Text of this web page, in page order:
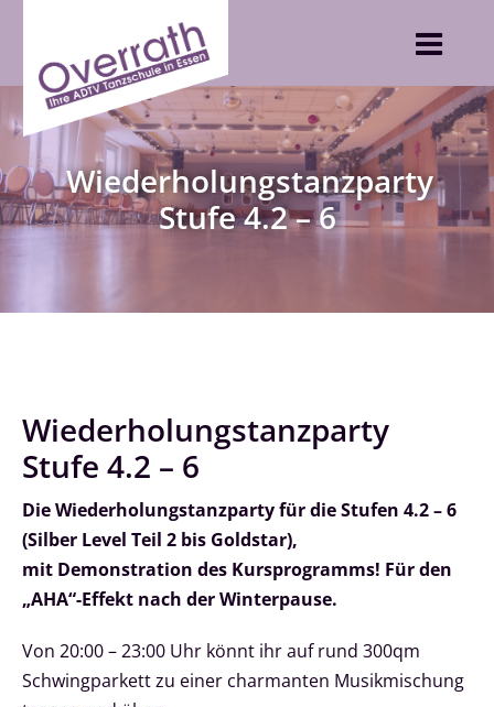
content
Wiederholungstanzparty
Stufe 4.2 – 6
Wiederholungstanzparty
Stufe 4.2 – 6
Die Wiederholungstanzparty für die Stufen 4.2 – 6
(Silber Level Teil 2 bis Goldstar),
mit Demonstration des Kursprogramms! Für den
„AHA“-Effekt nach der Winterpause.
Von 20:00 – 23:00 Uhr könnt ihr auf rund 300qm
Schwingparkett zu einer charmanten Musikmischung